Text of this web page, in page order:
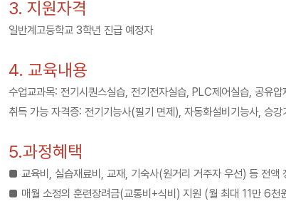
3. 지원자격
일반계고등학교 3학년 진급 예정자
4. 교육내용
수업교과목: 전기시퀀스실습, 전기전자실습, PLC제어실습, 공유
취득 가능 자격증: 전기기능사(필기 면제), 자동화설비기능사, 승
5.과정혜택
■ 교육비, 실습재료비, 교재, 기숙사(원거리 거주자 우선) 등 전액
■ 매월 소정의 훈련장려금(교통비+식비) 지원 (월 최대 11만 6천